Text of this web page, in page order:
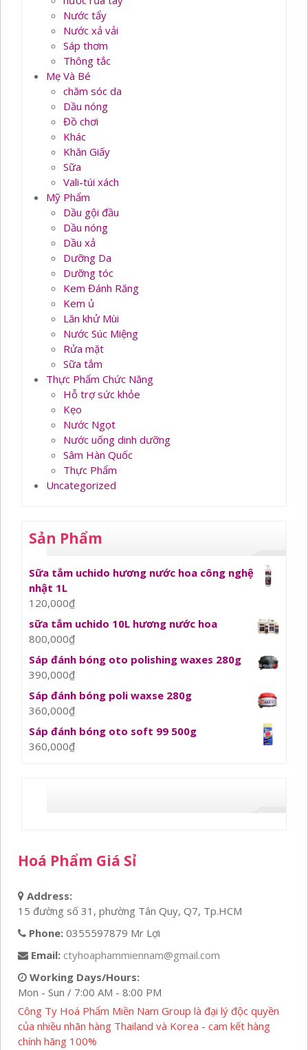
Nước tẩy
Nước xả vải
Sáp thơm
Thông tắc
Mẹ Và Bé
chăm sóc da
Dầu nóng
Đồ chơi
Khác
Khăn Giấy
Sữa
Vali-túi xách
Mỹ Phẩm
Dầu gội đầu
Dầu nóng
Dầu xả
Dưỡng Da
Dưỡng tóc
Kem Đánh Răng
Kem ủ
Lăn khử Mùi
Nước Súc Miệng
Rửa mặt
Sữa tắm
Thực Phẩm Chức Năng
Hỗ trợ sức khỏe
Kẹo
Nước Ngọt
Nước uống dinh dưỡng
Sâm Hàn Quốc
Thực Phẩm
Uncategorized
Sản Phẩm
Sữa tắm uchido hương nước hoa công nghệ
nhật 1L
120,000₫
sữa tắm uchido 10L hương nước hoa
800,000₫
Sáp đánh bóng oto polishing waxes 280g
390,000₫
Sáp đánh bóng poli waxse 280g
360,000₫
Sáp đánh bóng oto soft 99 500g
360,000₫
Hoá Phẩm Giá Sỉ
Address:
15 đường số 31, phường Tân Quy, Q7, Tp.HCM
Phone: 0355597879 Mr Lợi
Email: ctyhoaphammiennam@gmail.com
Working Days/Hours:
Mon - Sun / 7:00 AM - 8:00 PM
Công Ty Hoá Phẩm Miền Nam Group là đại lý độc quyền
của nhiều nhãn hàng Thailand và Korea - cam kết hàng
chính hãng 100%